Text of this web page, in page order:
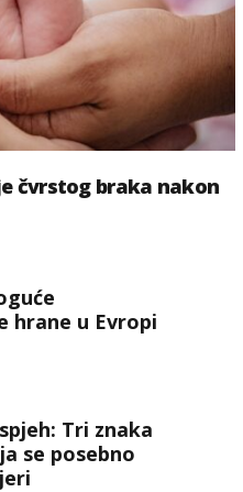
čvrstog braka nakon
hrane u Evropi
Tri znaka
se posebno